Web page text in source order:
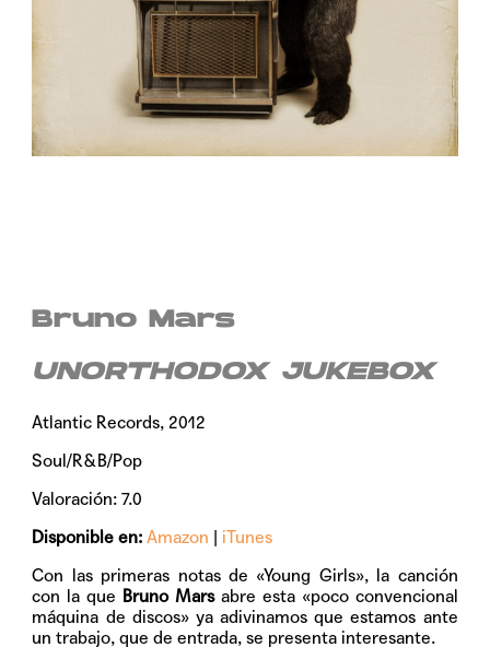
Bruno Mars
UNORTHODOX JUKEBOX
Atlantic Records, 2012
Soul/R&B/Pop
Valoración: 7.0
Disponible en: Amazon
iTunes
Con las primeras notas de «Young Girls», la canción
con la que Bruno Marsabre esta «poco convencional
máquina de discos» ya adivinamos que estamos ante
un trabajo, que de entrada, se presenta interesante.